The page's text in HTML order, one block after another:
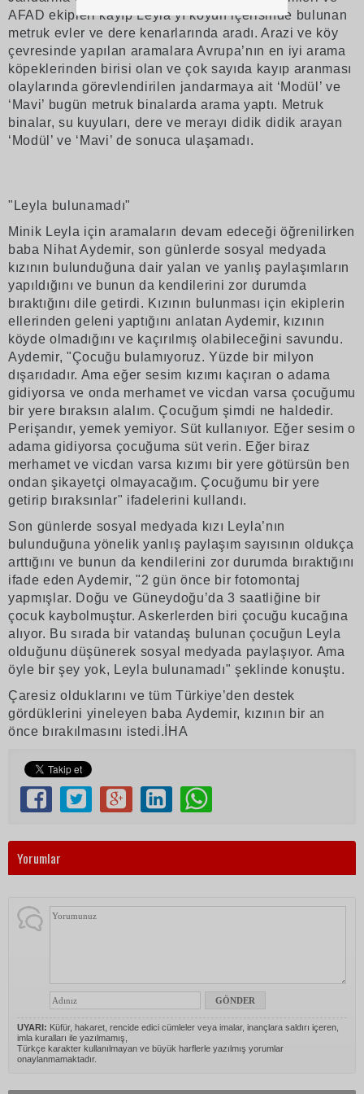
AFAD ekipleri kayıp Leyla’yı köyün içerisinde bulunan
metruk evler ve dere kenarlarında aradı. Arazi ve köy
çevresinde yapılan aramalara Avrupa’nın en iyi arama
köpeklerinden birisi olan ve çok sayıda kayıp aranması
olaylarında görevlendirilen jandarmaya ait ‘Modül’ ve
‘Mavi’ bugün metruk binalarda arama yaptı. Metruk
binalar, su kuyuları, dere ve merayı didik didik arayan
‘Modül’ ve ‘Mavi’ de sonuca ulaşamadı.
"Leyla bulunamadı"
Minik Leyla için aramaların devam edeceği öğrenilirken
baba Nihat Aydemir, son günlerde sosyal medyada
kızının bulunduğuna dair yalan ve yanlış paylaşımların
yapıldığını ve bunun da kendilerini zor durumda
bıraktığını dile getirdi. Kızının bulunması için ekiplerin
ellerinden geleni yaptığını anlatan Aydemir, kızının
köyde olmadığını ve kaçırılmış olabileceğini savundu.
Aydemir, "Çocuğu bulamıyoruz. Yüzde bir milyon
dışarıdadır. Ama eğer sesim kızımı kaçıran o adama
gidiyorsa ve onda merhamet ve vicdan varsa çocuğumu
bir yere bıraksın alalım. Çocuğum şimdi ne haldedir.
Perişandır, yemek yemiyor. Süt kullanıyor. Eğer sesim o
adama gidiyorsa çocuğuma süt verin. Eğer biraz
merhamet ve vicdan varsa kızımı bir yere götürsün ben
ondan şikayetçi olmayacağım. Çocuğumu bir yere
getirip bıraksınlar" ifadelerini kullandı.
Son günlerde sosyal medyada kızı Leyla’nın
bulunduğuna yönelik yanlış paylaşım sayısının oldukça
arttığını ve bunun da kendilerini zor durumda bıraktığını
ifade eden Aydemir, "2 gün önce bir fotomontaj
yapmışlar. Doğu ve Güneydoğu’da 3 saatliğine bir
çocuk kaybolmuştur. Askerlerden biri çocuğu kucağına
alıyor. Bu sırada bir vatandaş bulunan çocuğun Leyla
olduğunu düşünerek sosyal medyada paylaşıyor. Ama
öyle bir şey yok, Leyla bulunamadı" şeklinde konuştu.
Çaresiz olduklarını ve tüm Türkiye’den destek
gördüklerini yineleyen baba Aydemir, kızının bir an
önce bırakılmasını istedi.İHA
Yorumlar
UYARI: Küfür, hakaret, rencide edici cümleler veya imalar, inançlara saldırı içeren,
imla kuralları ile yazılmamış,
Türkçe karakter kullanılmayan ve büyük harflerle yazılmış yorumlar
onaylanmamaktadır.